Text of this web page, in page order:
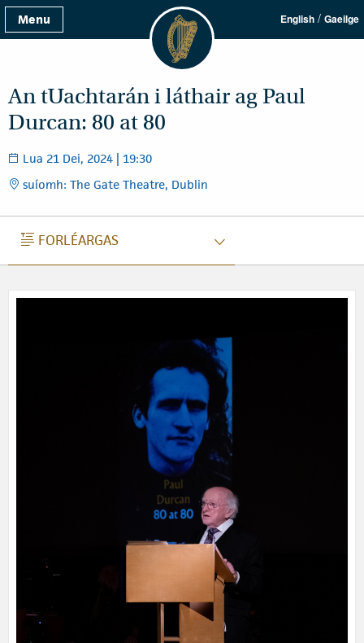
Menu English / Gaeilge
An tUachtarán i láthair ag Paul
Durcan: 80 at 80
Lua 21 Dei, 2024 | 19:30
suíomh: The Gate Theatre, Dublin
FORLÉARGAS
FORLÉARGAS